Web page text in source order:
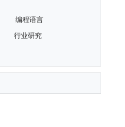
编程语言
行业研究